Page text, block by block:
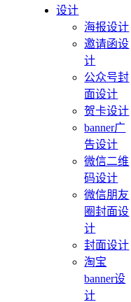
设计
海报设计
邀请函设
计
公众号封
面设计
贺卡设计
banner广
告设计
微信二维
码设计
微信朋友
圈封面设
计
封面设计
淘宝
banner设
计